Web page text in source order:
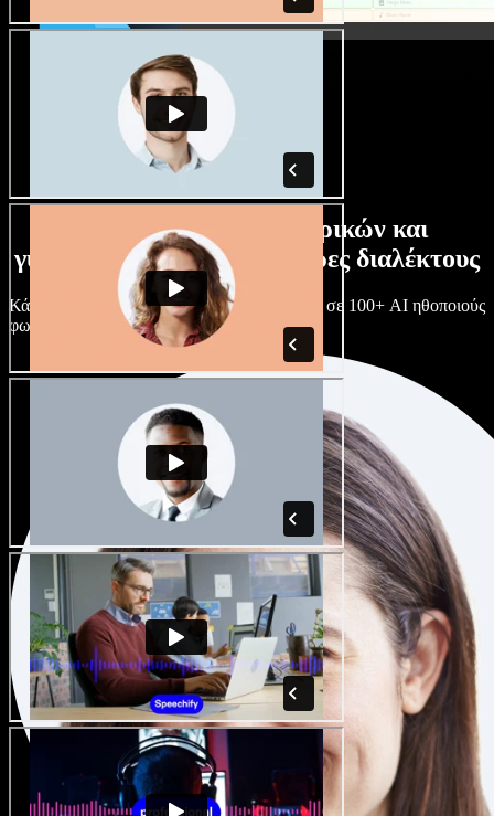
Τεράστια συλλογή ανδρικών και
γυναικείων φωνών με άπειρες διαλέκτους
Κάθε έργο είναι μοναδικό. Διάλεξε ανάμεσα σε 100+ AI ηθοποιούς
φωνής & διαλέκτους και κάν’ τους όπως θες.